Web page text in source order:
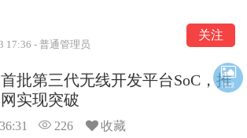
17:36 - 普通管理员
关注
批第三代无线开发平台SoC，推
实现突破
226
收藏
海报